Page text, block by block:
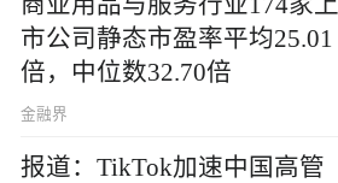
市公司静态市盈率平均25.01
倍，中位数32.70倍
金融界
报道：TikTok加速中国高管